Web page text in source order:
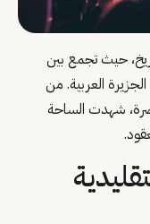
حيث تجمع بين
العربية. من
شهدت الساحة